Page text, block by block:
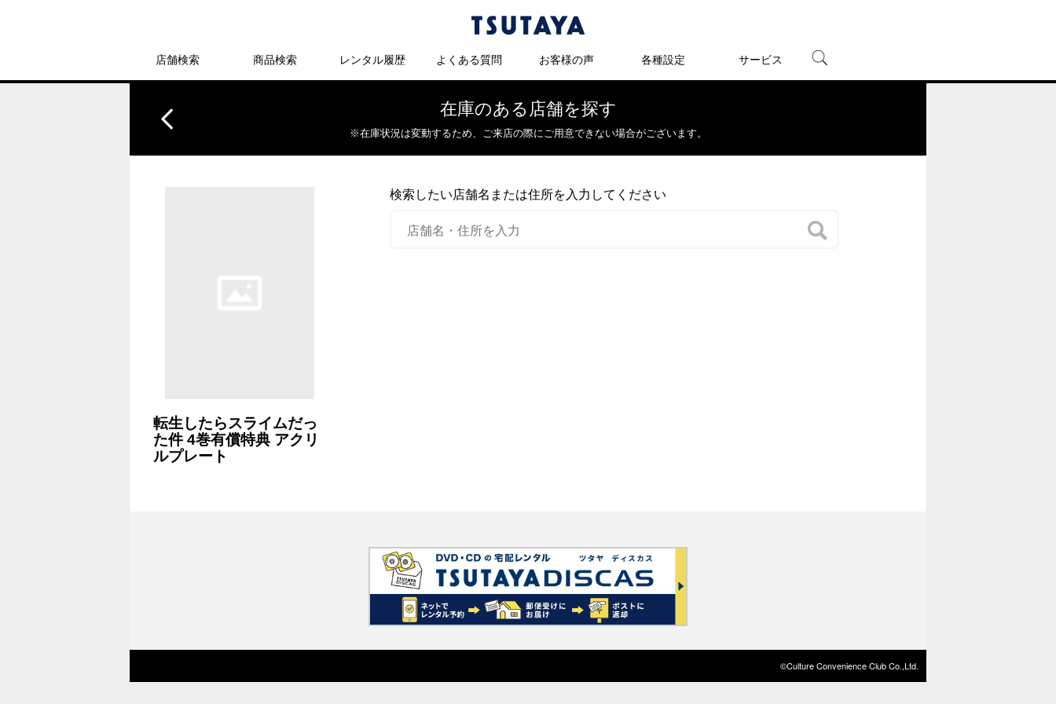
店舗検索 商品検索 レンタル履歴 よくある質問 お客様の声 各種設定 サービス
在庫のある店舗を探す
※在庫状況は変動するため、 ご来店の際にご用意できない場合がございます。
転生したらスライムだっ
た件 4巻有償特典 アクリ
ルプレート
検索したい店舗名または住所を入力してください
©Culture Convenience Club Co.,Ltd.